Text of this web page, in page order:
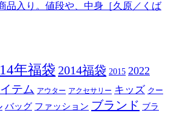
品入り。値段や、中身［久原／くば
年福袋 2014福袋 2015 2022
テム アウター アクセサリー キッズ クー
バッグ ファッション ブランド ブラ